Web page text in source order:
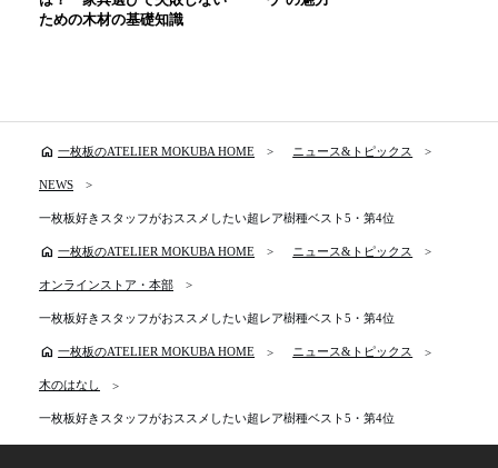
ための木材の基礎知識
home 一枚板のATELIER MOKUBA HOME ニュース&トピックス
NEWS
一枚板好きスタッフがおススメしたい超レア樹種ベスト5・第4位
home 一枚板のATELIER MOKUBA HOME ニュース&トピックス
オンラインストア・本部
一枚板好きスタッフがおススメしたい超レア樹種ベスト5・第4位
home 一枚板のATELIER MOKUBA HOME ニュース&トピックス
木のはなし
一枚板好きスタッフがおススメしたい超レア樹種ベスト5・第4位